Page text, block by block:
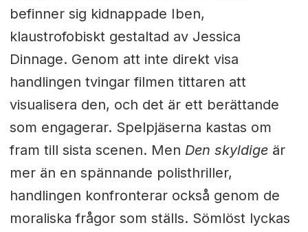
befinner sig kidnappade Iben,
klaustrofobiskt gestaltad av Jessica
Dinnage. Genom att inte direkt visa
handlingen tvingar filmen tittaren att
visualisera den, och det är ett berättande
som engagerar. Spelpjäserna kastas om
fram till sista scenen. Men Den skyldigeär
mer än en spännande polisthriller,
handlingen konfronterar också genom de
moraliska frågor som ställs. Sömlöst lyckas